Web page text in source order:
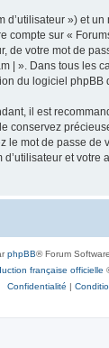
») et
sur «
votre mot de
». Dans tous
du logiciel phpBB
il est
conservez
mot de passe
et
phpBB® Forum
française officielle
Confidentialité |